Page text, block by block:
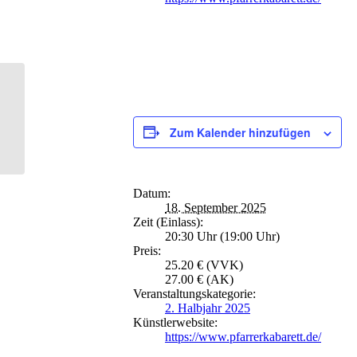
Zum Kalender hinzufügen
Datum:
18. September 2025
Zeit (Einlass):
20:30 Uhr (19:00 Uhr)
Preis:
25.20 € (VVK)
27.00 € (AK)
Veranstaltungskategorie:
2. Halbjahr 2025
Künstlerwebsite:
https://www.pfarrerkabarett.de/